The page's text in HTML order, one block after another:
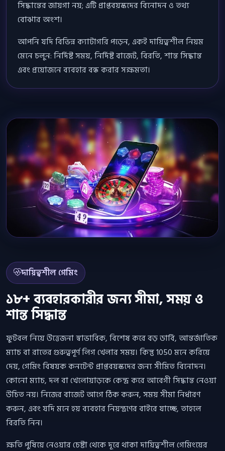
সিদ্ধান্তের জায়গা নয়; এটি প্রাপ্তবয়স্কদের বিনোদন ও তথ্য
বোঝার অংশ।
আপনি যদি বিভিন্ন ক্যাটাগরি পড়েন, একই দায়িত্বশীল নিয়ম
মেনে চলুন: নির্দিষ্ট সময়, নির্দিষ্ট বাজেট, বিরতি, শান্ত সিদ্ধান্ত
এবং প্রয়োজনে ব্যবহার বন্ধ করার সক্ষমতা।
দায়িত্বশীল গেমিং
১৮+ ব্যবহারকারীর জন্য সীমা, সময় ও
শান্ত সিদ্ধান্ত
ফুটবল নিয়ে উত্তেজনা স্বাভাবিক, বিশেষ করে বড় ডার্বি, আন্তর্জাতিক
ম্যাচ বা রাতের গুরুত্বপূর্ণ লিগ খেলার সময়। কিন্তু 1050 মনে করিয়ে
দেয়, গেমিং বিষয়ক কনটেন্ট প্রাপ্তবয়স্কদের জন্য সীমিত বিনোদন।
কোনো ম্যাচ, দল বা খেলোয়াড়কে কেন্দ্র করে আবেগী সিদ্ধান্ত নেওয়া
উচিত নয়। নিজের বাজেট আগে ঠিক করুন, সময় সীমা নির্ধারণ
করুন, এবং যদি মনে হয় ব্যবহার নিয়ন্ত্রণের বাইরে যাচ্ছে, তাহলে
বিরতি নিন।
ক্ষতি পুষিয়ে নেওয়ার চেষ্টা থেকে দূরে থাকা দায়িত্বশীল গেমিংয়ের